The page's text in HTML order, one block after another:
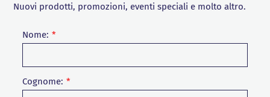
Nuovi prodotti, promozioni, eventi speciali e molto altro.
Nome:
Cognome: